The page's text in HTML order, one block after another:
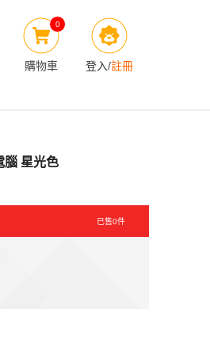
0
購物車 登入/註冊
腦 星光色
已售0件